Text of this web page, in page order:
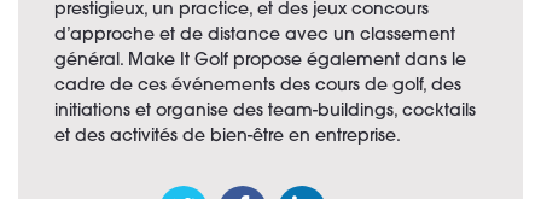
prestigieux, un practice, et des jeux concours
d’approche et de distance avec un classement
général. Make It Golf propose également dans le
cadre de ces événements des cours de golf, des
initiations et organise des team-buildings, cocktails
et des activités de bien-être en entreprise.